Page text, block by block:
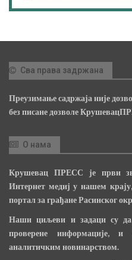
Сва права задржана
Преузимање садржаја није
без писане дозволе
О нама
Крушевац ПРЕСС је први
Интернет медиј у нашем
портал за грађане Расинског
Наши циљеви и задаци су
проверене информације,
аналитичким новинарством.